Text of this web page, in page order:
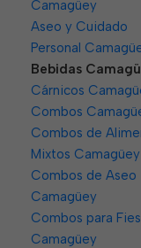
Camagüey
Aseo y Cuidado
Personal
Bebidas
Cárnicos
Combos
Combos de
Mixtos Camagüey
Combos de Aseo
Camagüey
Combos para
Camagüey